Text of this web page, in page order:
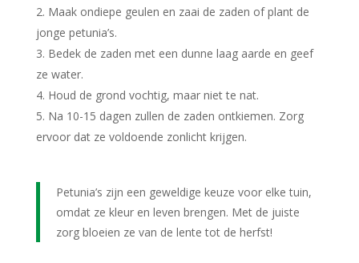
Maak ondiepe geulen en zaai de zaden of plant de
jonge petunia’s.
Bedek de zaden met een dunne laag aarde en geef
ze water.
Houd de grond vochtig, maar niet te nat.
Na 10-15 dagen zullen de zaden ontkiemen. Zorg
ervoor dat ze voldoende zonlicht krijgen.
Petunia’s zijn een geweldige keuze voor elke tuin,
omdat ze kleur en leven brengen. Met de juiste
zorg bloeien ze van de lente tot de herfst!